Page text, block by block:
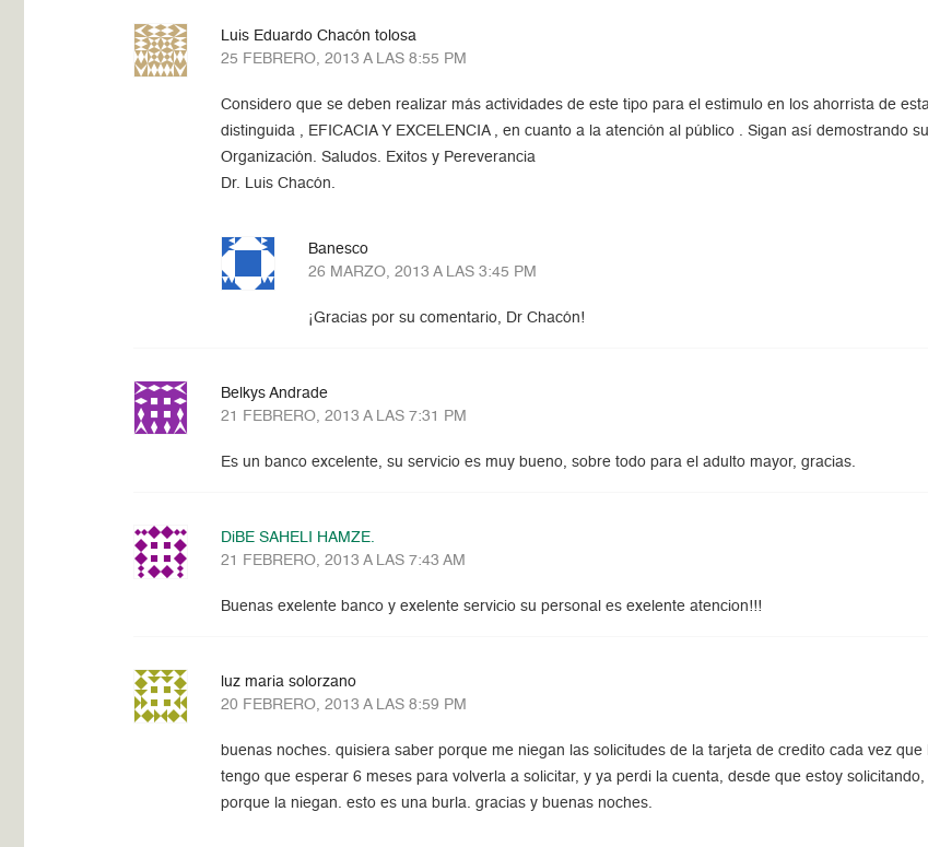
Luis Eduardo Chacón tolosa
25 FEBRERO, 2013 A LAS 8:55 PM
Considero que se deben realizar más actividades de este tipo para el estimulo en los ahorrista de
distinguida , EFICACIA Y EXCELENCIA , en cuanto a la atención al público . Sigan así demostrando
Organización. Saludos. Exitos y Pereverancia
Dr. Luis Chacón.
Banesco
26 MARZO, 2013 A LAS 3:45 PM
¡Gracias por su comentario, Dr Chacón!
Belkys Andrade
21 FEBRERO, 2013 A LAS 7:31 PM
Es un banco excelente, su servicio es muy bueno, sobre todo para el adulto mayor, gracias.
DiBE SAHELI HAMZE.
21 FEBRERO, 2013 A LAS 7:43 AM
Buenas exelente banco y exelente servicio su personal es exelente atencion!!!
luz maria solorzano
20 FEBRERO, 2013 A LAS 8:59 PM
buenas noches. quisiera saber porque me niegan las solicitudes de la tarjeta de credito cada vez
tengo que esperar 6 meses para volverla a solicitar, y ya perdi la cuenta, desde que estoy
porque la niegan. esto es una burla. gracias y buenas noches.